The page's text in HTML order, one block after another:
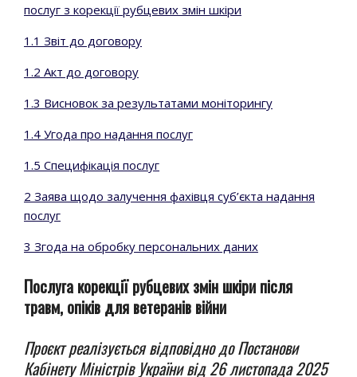
послуг з корекції рубцевих змін шкіри
1.1 Звіт до договору
1.2 Акт до договору
1.3 Висновок за результатами моніторингу
1.4 Угода про надання послуг
1.5 Специфікація послуг
2 Заява щодо залучення фахівця суб’єкта надання
послуг
3 Згода на обробку персональних даних
Послуга корекції рубцевих змін шкіри після
травм, опіків для ветеранів війни
Проєкт реалізується відповідно до Постанови
Кабінету Міністрів України від 26 листопада 2025